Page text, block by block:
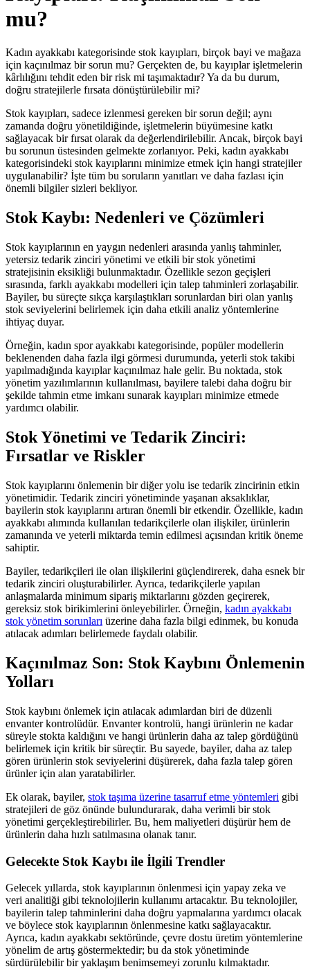
mu?
Kadın ayakkabı kategorisinde stok kayıpları, birçok bayi ve mağaza
için kaçınılmaz bir sorun mu? Gerçekten de, bu kayıplar işletmelerin
kârlılığını tehdit eden bir risk mi taşımaktadır? Ya da bu durum,
doğru stratejilerle fırsata dönüştürülebilir mi?
Stok kayıpları, sadece izlenmesi gereken bir sorun değil; aynı
zamanda doğru yönetildiğinde, işletmelerin büyümesine katkı
sağlayacak bir fırsat olarak da değerlendirilebilir. Ancak, birçok bayi
bu sorunun üstesinden gelmekte zorlanıyor. Peki, kadın ayakkabı
kategorisindeki stok kayıplarını minimize etmek için hangi stratejiler
uygulanabilir? İşte tüm bu soruların yanıtları ve daha fazlası için
önemli bilgiler sizleri bekliyor.
Stok Kaybı: Nedenleri ve Çözümleri
Stok kayıplarının en yaygın nedenleri arasında yanlış tahminler,
yetersiz tedarik zinciri yönetimi ve etkili bir stok yönetimi
stratejisinin eksikliği bulunmaktadır. Özellikle sezon geçişleri
sırasında, farklı ayakkabı modelleri için talep tahminleri zorlaşabilir.
Bayiler, bu süreçte sıkça karşılaştıkları sorunlardan biri olan yanlış
stok seviyelerini belirlemek için daha etkili analiz yöntemlerine
ihtiyaç duyar.
Örneğin, kadın spor ayakkabı kategorisinde, popüler modellerin
beklenenden daha fazla ilgi görmesi durumunda, yeterli stok takibi
yapılmadığında kayıplar kaçınılmaz hale gelir. Bu noktada, stok
yönetim yazılımlarının kullanılması, bayilere talebi daha doğru bir
şekilde tahmin etme imkanı sunarak kayıpları minimize etmede
yardımcı olabilir.
Stok Yönetimi ve Tedarik Zinciri:
Fırsatlar ve Riskler
Stok kayıplarını önlemenin bir diğer yolu ise tedarik zincirinin etkin
yönetimidir. Tedarik zinciri yönetiminde yaşanan aksaklıklar,
bayilerin stok kayıplarını artıran önemli bir etkendir. Özellikle, kadın
ayakkabı alımında kullanılan tedarikçilerle olan ilişkiler, ürünlerin
zamanında ve yeterli miktarda temin edilmesi açısından kritik öneme
sahiptir.
Bayiler, tedarikçileri ile olan ilişkilerini güçlendirerek, daha esnek bir
tedarik zinciri oluşturabilirler. Ayrıca, tedarikçilerle yapılan
anlaşmalarda minimum sipariş miktarlarını gözden geçirerek,
gereksiz stok birikimlerini önleyebilirler. Örneğin, kadın ayakkabı
stok yönetim sorunları üzerine daha fazla bilgi edinmek, bu konuda
atılacak adımları belirlemede faydalı olabilir.
Kaçınılmaz Son: Stok Kaybını Önlemenin
Yolları
Stok kaybını önlemek için atılacak adımlardan biri de düzenli
envanter kontrolüdür. Envanter kontrolü, hangi ürünlerin ne kadar
süreyle stokta kaldığını ve hangi ürünlerin daha az talep gördüğünü
belirlemek için kritik bir süreçtir. Bu sayede, bayiler, daha az talep
gören ürünlerin stok seviyelerini düşürerek, daha fazla talep gören
ürünler için alan yaratabilirler.
Ek olarak, bayiler, stok taşıma üzerine tasarruf etme yöntemleri gibi
stratejileri de göz önünde bulundurarak, daha verimli bir stok
yönetimi gerçekleştirebilirler. Bu, hem maliyetleri düşürür hem de
ürünlerin daha hızlı satılmasına olanak tanır.
Gelecekte Stok Kaybı ile İlgili Trendler
Gelecek yıllarda, stok kayıplarının önlenmesi için yapay zeka ve
veri analitiği gibi teknolojilerin kullanımı artacaktır. Bu teknolojiler,
bayilerin talep tahminlerini daha doğru yapmalarına yardımcı olacak
ve böylece stok kayıplarının önlenmesine katkı sağlayacaktır.
Ayrıca, kadın ayakkabı sektöründe, çevre dostu üretim yöntemlerine
yönelim de artış göstermektedir; bu da stok yönetiminde
sürdürülebilir bir yaklaşım benimsemeyi zorunlu kılmaktadır.